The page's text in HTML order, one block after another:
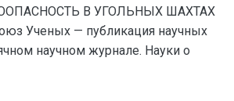
В УГОЛЬНЫХ ШАХТАХ
Ученых — публикация научных
научном журнале. Науки о